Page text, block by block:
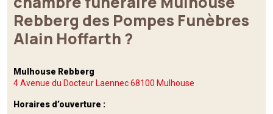
Rebberg des Pompes Funèbres
Alain Hoffarth ?
Mulhouse Rebberg
4 Avenue du Docteur Laennec68100 Mulhouse
Horaires d’ouverture :